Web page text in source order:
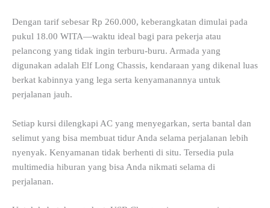
Dengan tarif sebesar Rp 260.000, keberangkatan dimulai pada
pukul 18.00 WITA—waktu ideal bagi para pekerja atau
pelancong yang tidak ingin terburu-buru. Armada yang
digunakan adalah Elf Long Chassis, kendaraan yang dikenal luas
berkat kabinnya yang lega serta kenyamanannya untuk
perjalanan jauh.
Setiap kursi dilengkapi AC yang menyegarkan, serta bantal dan
selimut yang bisa membuat tidur Anda selama perjalanan lebih
nyenyak. Kenyamanan tidak berhenti di situ. Tersedia pula
multimedia hiburan yang bisa Anda nikmati selama di
perjalanan.